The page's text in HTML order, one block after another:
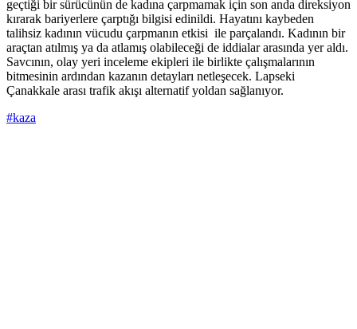
geçtiği bir sürücünün de kadına çarpmamak için son anda direksiyon
kırarak bariyerlere çarptığı bilgisi edinildi. Hayatını kaybeden
talihsiz kadının vücudu çarpmanın etkisi ile parçalandı. Kadının bir
araçtan atılmış ya da atlamış olabileceği de iddialar arasında yer aldı.
Savcının, olay yeri inceleme ekipleri ile birlikte çalışmalarının
bitmesinin ardından kazanın detayları netleşecek. Lapseki
Çanakkale arası trafik akışı alternatif yoldan sağlanıyor.
#kaza